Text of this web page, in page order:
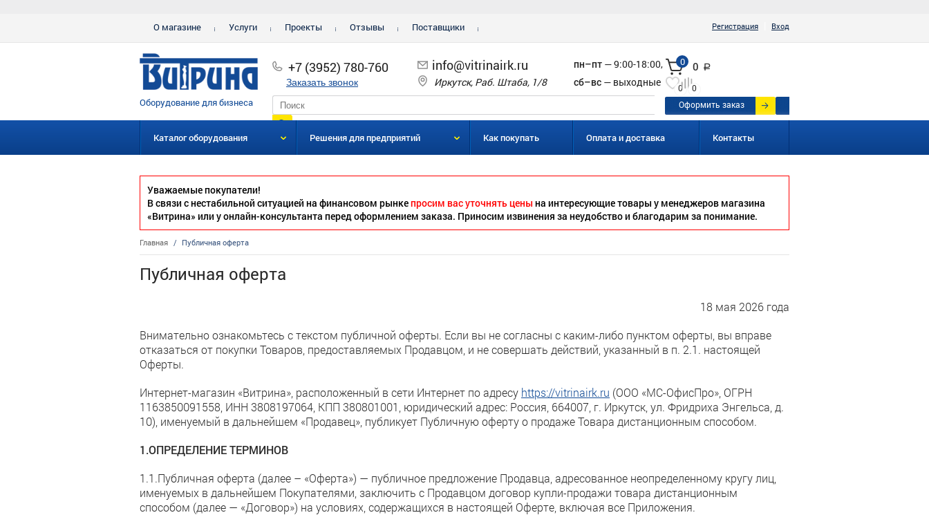
О магазине Услуги Проекты Отзывы Поставщики Регистрация Вход
Оборудование для бизнеса
+7 (3952) 780-760
Заказать звонок
info@vitrinairk.ru
Иркутск, Раб. Штаба, 1/8
пн–пт — 9:00-18:00,
сб–вс — выходные
0 0 a
0
0
Оформить заказ
Каталог оборудования Решения для предприятий Как покупать Оплата и доставка Контакты
Уважаемые покупатели!
В связи с нестабильной ситуацией на финансовом рынкепросим вас уточнять цены на интересующие товары у менеджеров магазина
«Витрина» или у онлайн-консультанта перед оформлением заказа. Приносим извинения за неудобство и благодарим за понимание.
Главная / Публичная оферта
Публичная оферта
18 мая 2026 года
Внимательно ознакомьтесь с текстом публичной оферты. Если вы не согласны с каким-либо пунктом оферты, вы вправе
отказаться от покупки Товаров, предоставляемых Продавцом, и не совершать действий, указанный в п. 2.1. настоящей
Оферты.
Интернет-магазин «Витрина», расположенный в сети Интернет по адресу https://vitrinairk.ru (ООО «МС-ОфисПро», ОГРН
1163850091558, ИНН 3808197064, КПП 380801001, юридический адрес: Россия, 664007, г. Иркутск, ул. Фридриха Энгельса, д.
10), именуемый в дальнейшем «Продавец», публикует Публичную оферту о продаже Товара дистанционным способом.
1.ОПРЕДЕЛЕНИЕ ТЕРМИНОВ
1.1.Публичная оферта (далее – «Оферта») — публичное предложение Продавца, адресованное неопределенному кругу лиц,
именуемых в дальнейшем Покупателями, заключить с Продавцом договор купли-продажи товара дистанционным
способом (далее — «Договор») на условиях, содержащихся в настоящей Оферте, включая все Приложения.